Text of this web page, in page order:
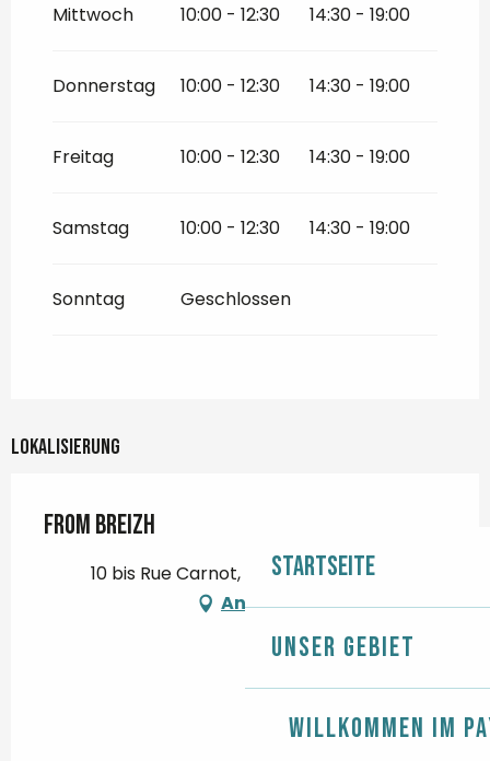
Startseite
Unser Gebiet
Willkommen im
Mittwoch 10:00 - 12:30 14:30 - 19:00
Donnerstag 10:00 - 12:30 14:30 - 19:00
Freitag 10:00 - 12:30 14:30 - 19:00
Samstag 10:00 - 12:30 14:30 - 19:00
Sonntag Geschlossen
Lokalisierung
From Breizh
10 bis Rue Carnot, 29120 Pont-l'Abbé
Anfahrt